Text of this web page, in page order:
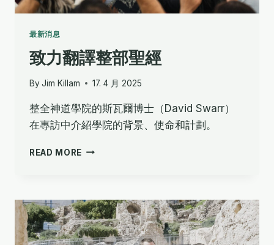
最新消息
致力翻譯整部聖經
By Jim Killam 17. 4 月 2025
整全神道學院的斯瓦爾博士（David Swarr）
在專訪中介紹學院的背景、使命和計劃。
READ MORE 致
整
部
聖
經